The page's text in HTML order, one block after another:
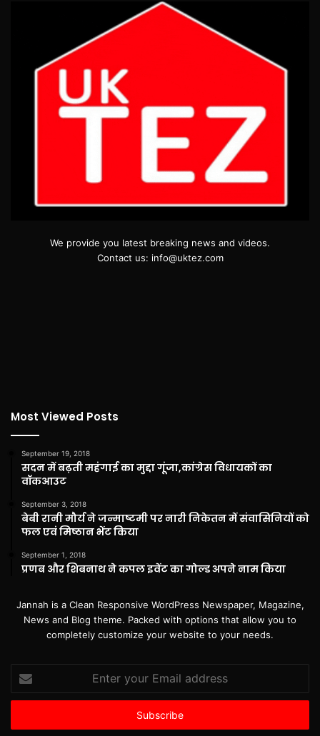
We provide you latest breaking news and videos.
Contact us: info@uktez.com
Most Viewed Posts
September 19, 2018
सदन में बढ़ती महंगाई का मुद्दा गूंजा,कांग्रेस विधायकों का
वॉकआउट
September 3, 2018
बेबी रानी मौर्य ने जन्माष्टमी पर नारी निकेतन में संवासिनियों को
फल एवं मिष्ठान भेंट किया
September 1, 2018
प्रणब और शिबनाथ ने कपल इवेंट का गोल्ड अपने नाम किया
Jannah is a Clean Responsive WordPress Newspaper, Magazine,
News and Blog theme. Packed with options that allow you to
completely customize your website to your needs.
your
Email